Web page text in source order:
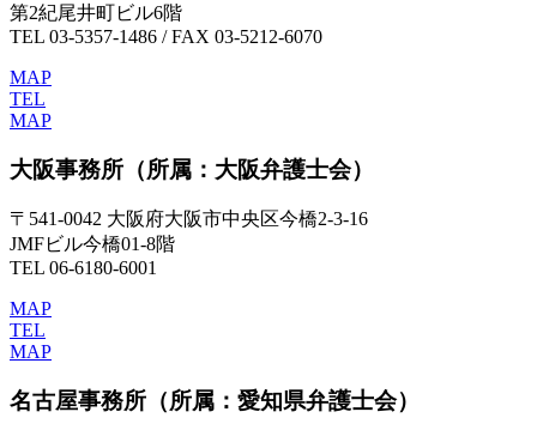
第2紀尾井町ビル6階
TEL 03-5357-1486 / FAX 03-5212-6070
MAP
TEL
MAP
大阪事務所 （所属：大阪弁護士会）
〒541-0042 大阪府大阪市中央区今橋2-3-16
JMFビル今橋01-8階
TEL 06-6180-6001
MAP
TEL
MAP
名古屋事務所 （所属：愛知県弁護士会）